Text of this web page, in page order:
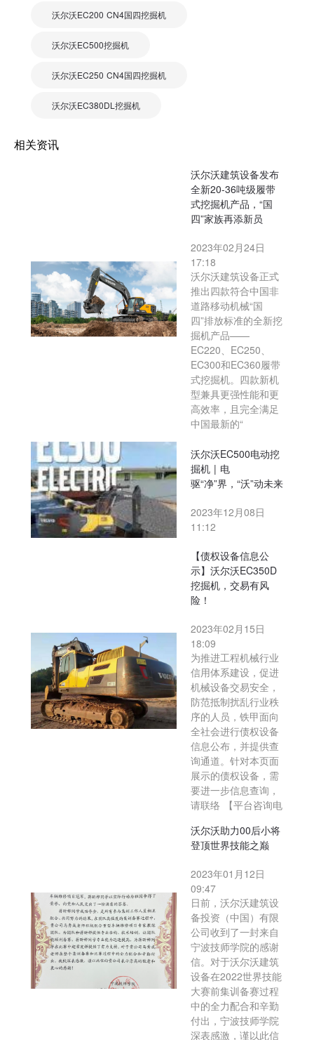
沃尔沃EC200 CN4国四挖掘机
沃尔沃EC500挖掘机
沃尔沃EC250 CN4国四挖掘机
沃尔沃EC380DL挖掘机
相关资讯
沃尔沃建筑设备发布
全新20-36吨级履带
式挖掘机产品，“国
四”家族再添新员
2023年02月24日
17:18
沃尔沃建筑设备正式
推出四款符合中国非
道路移动机械“国
四”排放标准的全新挖
掘机产品——
EC220、EC250、
EC300和EC360履带
式挖掘机。四款新机
型兼具更强性能和更
高效率，且完全满足
中国最新的“
沃尔沃EC500电动挖
掘机 | 电
驱“净”界，“沃”动未来
2023年12月08日
11:12
【债权设备信息公
示】沃尔沃EC350D
挖掘机，交易有风
险！
2023年02月15日
18:09
为推进工程机械行业
信用体系建设，促进
机械设备交易安全，
防范抵制扰乱行业秩
序的人员，铁甲面向
全社会进行债权设备
信息公布，并提供查
询通道。针对本页面
展示的债权设备，需
要进一步信息查询，
请联络 【平台咨询电
沃尔沃助力00后小将
登顶世界技能之巅
2023年01月12日
09:47
日前，沃尔沃建筑设
备投资（中国）有限
公司收到了一封来自
宁波技师学院的感谢
信。对于沃尔沃建筑
设备在2022世界技能
大赛前集训备赛过程
中的全力配合和辛勤
付出，宁波技师学院
深表感激，谨以此信